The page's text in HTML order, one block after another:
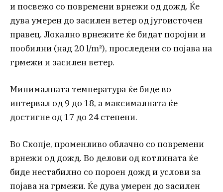
и посвежо со повремени врнежи од дожд. Ќе
дува умерен до засилен ветер од југоисточен
правец. Локално врнежите ќе бидат поројни и
пообилни (над 20 l/m²), проследени со појава на
грмежи и засилен ветер.
Минималната температура ќе биде во
интервал од 9 до 18, а максималната ќе
достигне од 17 до 24 степени.
Во Скопје, променливо облачно со повремени
врнежи од дожд. Во делови од котлината ќе
биде нестабилно со пороен дожд и услови за
појава на грмежи. Ќе дува умерен до засилен